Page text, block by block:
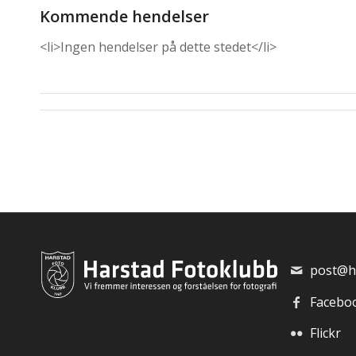
Kommende hendelser
<li>Ingen hendelser på dette stedet</li>
Flickr